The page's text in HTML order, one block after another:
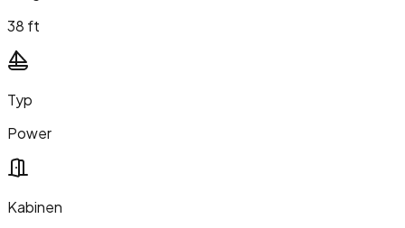
38 ft
Typ
Power
Kabinen